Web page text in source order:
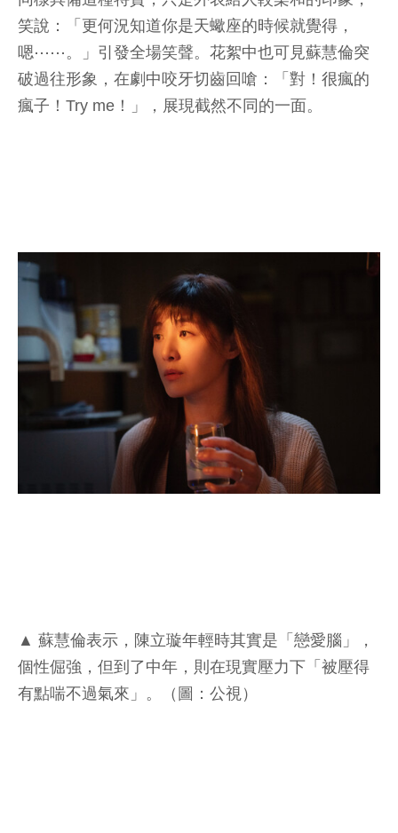
笑說：「更何況知道你是天蠍座的時候就覺得，
嗯⋯⋯。」引發全場笑聲。花絮中也可見蘇慧倫突
破過往形象，在劇中咬牙切齒回嗆：「對！很瘋的
瘋子！Try me！」，展現截然不同的一面。
▲ 蘇慧倫表示，陳立璇年輕時其實是「戀愛腦」，
個性倔強，但到了中年，則在現實壓力下「被壓得
有點喘不過氣來」。（圖：公視）